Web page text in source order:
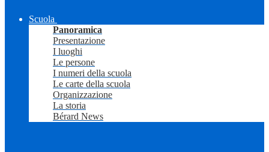
Scuola
Panoramica
Presentazione
I luoghi
Le persone
I numeri della scuola
Le carte della scuola
Organizzazione
La storia
Bérard News